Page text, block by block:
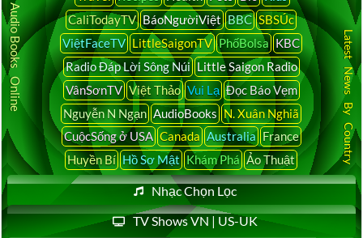
CaliTodayTV BáoNgườiViệt BBC SBSÚc
ViệtFaceTV LittleSaigonTV PhốBolsa KBC
Radio Đáp Lời Sông Núi Little Saigon Radio
VânSơnTV Việt Thảo Vui Lạ Đọc Báo Vẹm
Nguyễn N Ngạn AudioBooks N. Xuân Nghiã
CuộcSống ở USA Canada Australia France
Huyền Bí Hồ Sơ Mật Khám Phá Ảo Thuật
Nhạc Chọn Lọc
TV Shows VN | US-UK
Audio Books Online Latest News By Country